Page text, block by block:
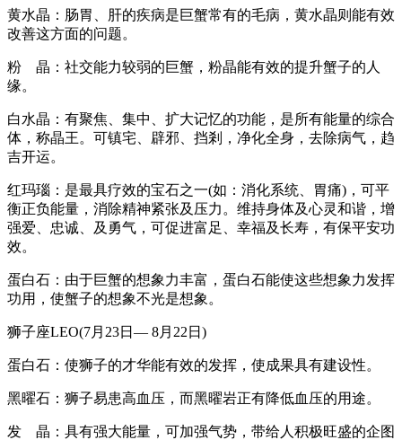
黄水晶：肠胃、肝的疾病是巨蟹常有的毛病，黄水晶则能有效
改善这方面的问题。
粉 晶：社交能力较弱的巨蟹，粉晶能有效的提升蟹子的人
缘。
白水晶：有聚焦、集中、扩大记忆的功能，是所有能量的综合
体，称晶王。可镇宅、辟邪、挡剎，净化全身，去除病气，趋
吉开运。
红玛瑙：是最具疗效的宝石之一(如：消化系统、胃痛)，可平
衡正负能量，消除精神紧张及压力。维持身体及心灵和谐，增
强爱、忠诚、及勇气，可促进富足、幸福及长寿，有保平安功
效。
蛋白石：由于巨蟹的想象力丰富，蛋白石能使这些想象力发挥
功用，使蟹子的想象不光是想象。
狮子座LEO(7月23日— 8月22日)
蛋白石：使狮子的才华能有效的发挥，使成果具有建设性。
黑曜石：狮子易患高血压，而黑曜岩正有降低血压的用途。
发 晶：具有强大能量，可加强气势，带给人积极旺盛的企图